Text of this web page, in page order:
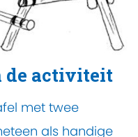
de activiteit
met twee
als handige